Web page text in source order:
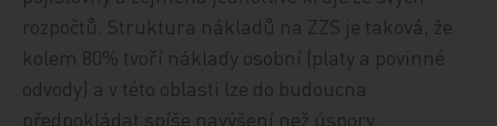
rozpočtů. Struktura nákladů na ZZS je taková, že
kolem 80% tvoří náklady osobní (platy a povinné
odvody) a v této oblasti lze do budoucna
předpokládat spíše navýšení než úspory.